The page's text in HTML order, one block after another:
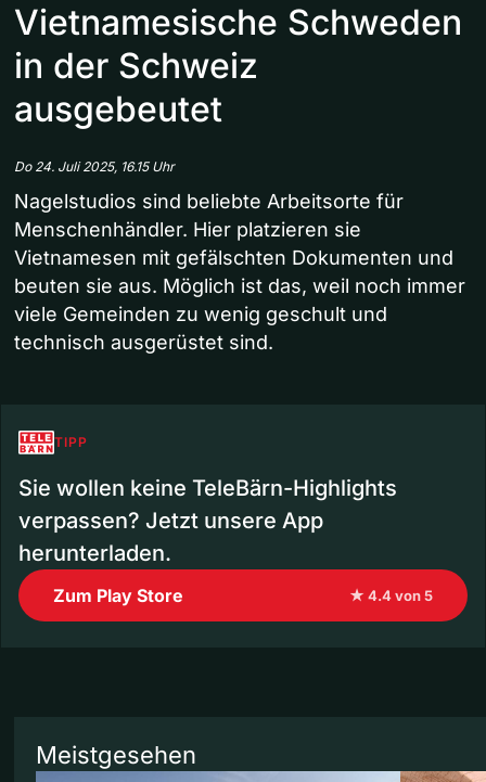
Vietnamesische Schweden
in der Schweiz
ausgebeutet
Do 24. Juli 2025, 16.15 Uhr
Nagelstudios sind beliebte Arbeitsorte für
Menschenhändler. Hier platzieren sie
Vietnamesen mit gefälschten Dokumenten und
beuten sie aus. Möglich ist das, weil noch immer
viele Gemeinden zu wenig geschult und
technisch ausgerüstet sind.
TIPP
Sie wollen keine TeleBärn-Highlights
verpassen? Jetzt unsere App
herunterladen.
Zum Play Store ★ 4.4 von 5
Meistgesehen